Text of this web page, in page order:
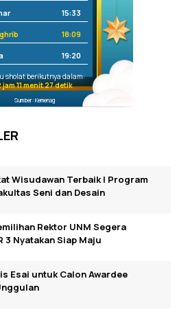
15:33
18:09
19:20
sholat berikutnya dalam:
jam 11 menit 26 detik
Sumber: Kemenag
Wisudawan Terbaik I Program
Seni dan Desain
Rektor UNM Segera
3 Nyatakan Siap Maju
Esai untuk Calon Awardee